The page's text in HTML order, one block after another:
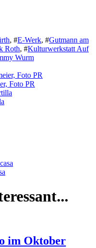
, #E-Werk, #Gutmann am
Roth, #Kulturwerkstatt Auf
Wurm
Foto PR
im Oktober